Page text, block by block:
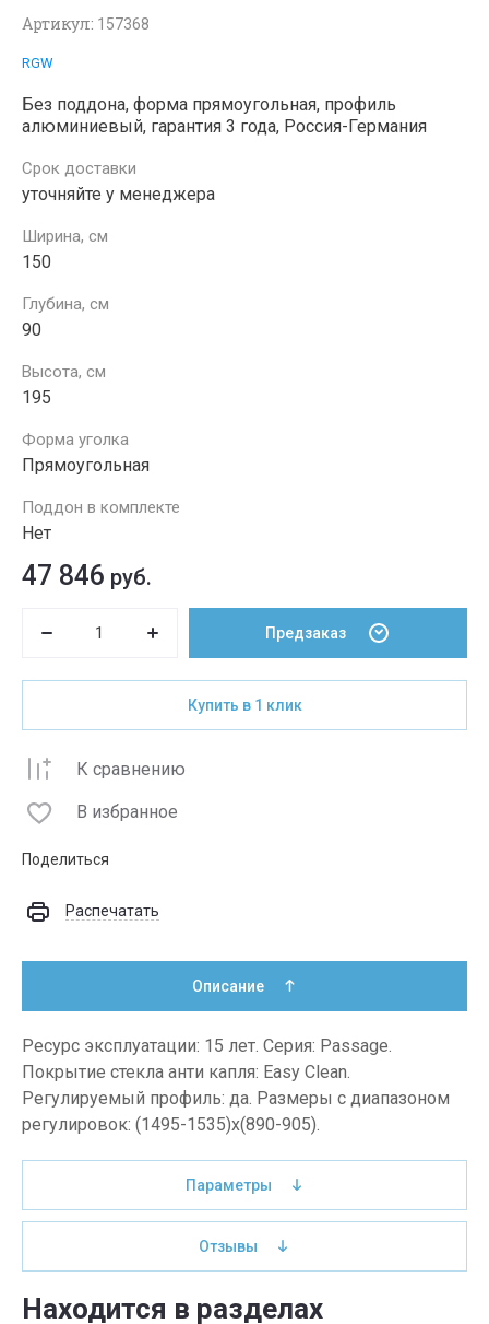
Артикул: 157368
RGW
Без поддона, форма прямоугольная, профиль
алюминиевый, гарантия 3 года, Россия-Германия
Срок доставки
уточняйте у менеджера
Ширина, см
150
Глубина, см
90
Высота, см
195
Форма уголка
Прямоугольная
Поддон в комплекте
Нет
47 846 руб.
Предзаказ
Купить в 1 клик
К сравнению
В избранное
Поделиться
Распечатать
Описание
Ресурс эксплуатации: 15 лет. Серия: Passage.
Покрытие стекла анти капля: Easy Clean.
Регулируемый профиль: да. Размеры с диапазоном
регулировок: (1495-1535)x(890-905).
Параметры
Отзывы
Находится в разделах